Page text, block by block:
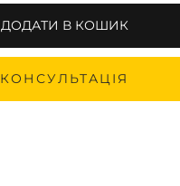
ДОДАТИ В КОШИК
КОНСУЛЬТАЦІЯ